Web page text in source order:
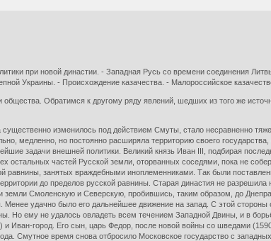
при новой династии. - Западная Русь со времени соединения
Украины. - Происхождение казачества. - Малороссийское
Обратимся к другому ряду явлений, шедших из того же
изменилось под действием Смуты, стало несравненно
медленно, но постоянно расширяла территорию своего
задачи внешней политики. Великий князь Иван III, подбирая
остальных частей Русской земли, оторванных соседями, пока не
равнины, занятых враждебными иноплеменниками. Так были
до пределов русской равнины. Старая династия не
земли Смоленскую и Северскую, пробившись, таким образом, до
удачно было его дальнейшее движение на запад. С этой стороны
Но ему не удалось овладеть всем течением Западной Двины, и в
город. Его сын, царь Федор, после новой войны со шведами
Смутное время снова отбросило Московское государство с